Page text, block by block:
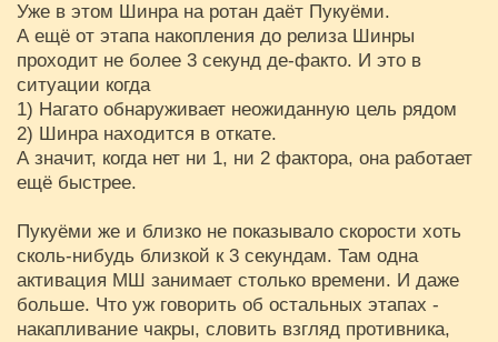
Уже в этом Шинра на ротан даёт Пукуёми.
А ещё от этапа накопления до релиза Шинры
проходит не более 3 секунд де-факто. И это в
ситуации когда
1) Нагато обнаруживает неожиданную цель рядом
2) Шинра находится в откате.
А значит, когда нет ни 1, ни 2 фактора, она работает
ещё быстрее.
Пукуёми же и близко не показывало скорости хоть
сколь-нибудь близкой к 3 секундам. Там одна
активация МШ занимает столько времени. И даже
больше. Что уж говорить об остальных этапах -
накапливание чакры, словить взгляд противника,